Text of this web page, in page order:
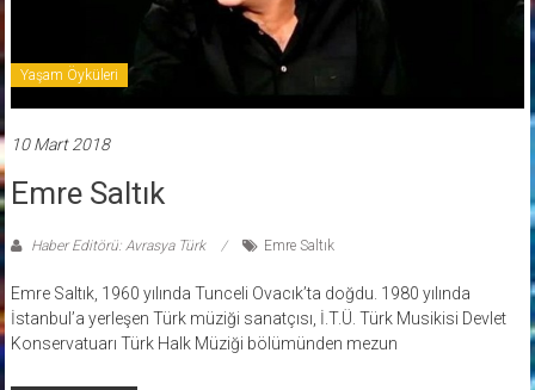
Yaşam Öyküleri
10 Mart 2018
Emre Saltık
Haber Editörü: Avrasya Türk Emre Saltık
Emre Saltık, 1960 yılında Tunceli Ovacık’ta doğdu. 1980 yılında
İstanbul’a yerleşen Türk müziği sanatçısı, İ.T.Ü. Türk Musikisi Devlet
Konservatuarı Türk Halk Müziği bölümünden mezun